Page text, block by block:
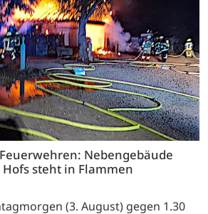
Nebengebäude
steht in Flammen
(3. August) gegen 1.30